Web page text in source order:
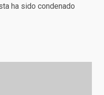
ha sido condenado